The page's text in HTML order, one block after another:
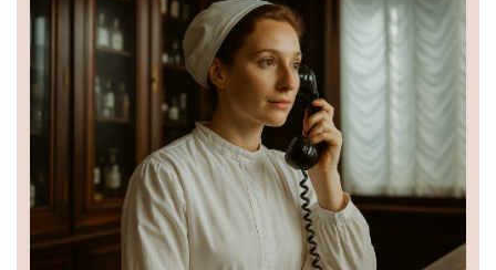
mientras que sus activoshidratantes
restauran la humedad
de la piel y la
protegen de la pérdida de agua.
Con una fórmula sin jabóny sin parabenos
, este gel
respetuoso con la piel es adecuado para su uso diario,
incluso en las pieles más delicadas. Además, su
de 1000 ml lo convierte en una opción muy
económica para toda la familia.
Beneficios principales:
Hidratación profunda para pieles secas y sensibles.